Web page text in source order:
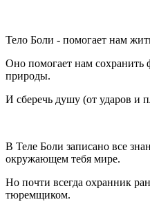
Тело Боли - помогает нам
Оно помогает нам сохранить
природы.
И сберечь душу (от ударов и
В Теле Боли записано все
окружающем тебя мире.
Но почти всегда охранник
тюремщиком.